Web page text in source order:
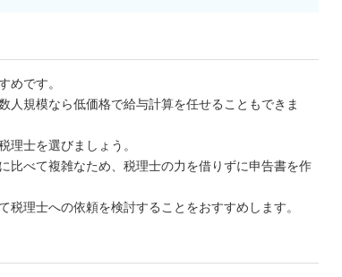
です。
規模なら低価格で給与計算を任せることもできま
士を選びましょう。
比べて複雑なため、税理士の力を借りずに申告書を作
理士への依頼を検討することをおすすめします。